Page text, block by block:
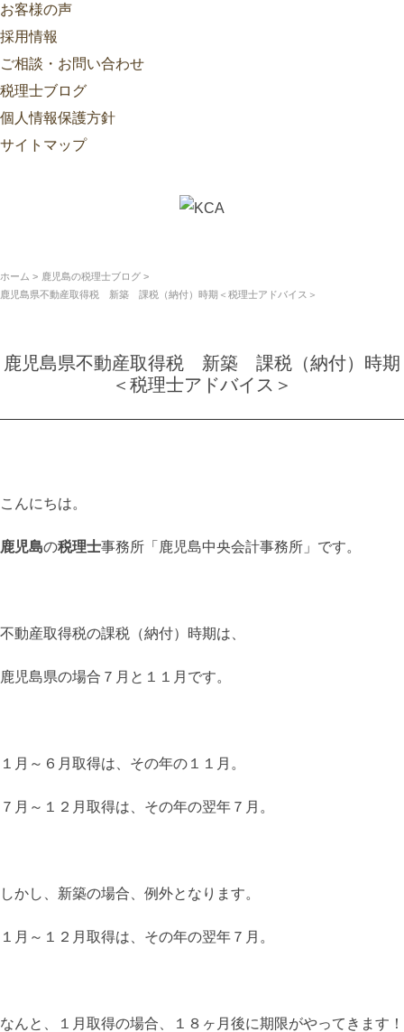
お客様の声
採用情報
ご相談・お問い合わせ
税理士ブログ
個人情報保護方針
サイトマップ
ホーム
鹿児島の税理士ブログ
鹿児島県不動産取得税 新築 課税（納付）時期＜税理士アドバイス＞
鹿児島県不動産取得税 新築 課税（納付）時期
＜税理士アドバイス＞
こんにちは。
鹿児島の税理士事務所「鹿児島中央会計事務所」です。
不動産取得税の課税（納付）時期は、
鹿児島県の場合７月と１１月です。
１月～６月取得は、その年の１１月。
７月～１２月取得は、その年の翌年７月。
しかし、新築の場合、例外となります。
１月～１２月取得は、その年の翌年７月。
なんと、１月取得の場合、１８ヶ月後に期限がやってきます！